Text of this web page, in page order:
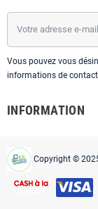
Vous pouvez vous
informations de
INFORMATION
Copyright ©